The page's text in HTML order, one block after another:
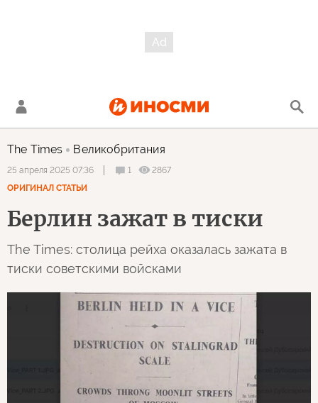
The Times Великобритания
25 апреля 2025 07:36 1
2867
ОРИГИНАЛ СТАТЬИ
Берлин зажат в тиски
The Times: столица рейха оказалась зажата в
тиски советскими войсками